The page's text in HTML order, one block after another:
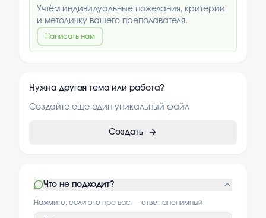
Учтём индивидуальные пожелания, критерии
и методичку вашего преподавателя.
Написать нам
Нужна другая тема или работа?
Создайте еще один уникальный файл
Создать
Что не подходит?
Нажмите, если это про вас — ответ анонимный